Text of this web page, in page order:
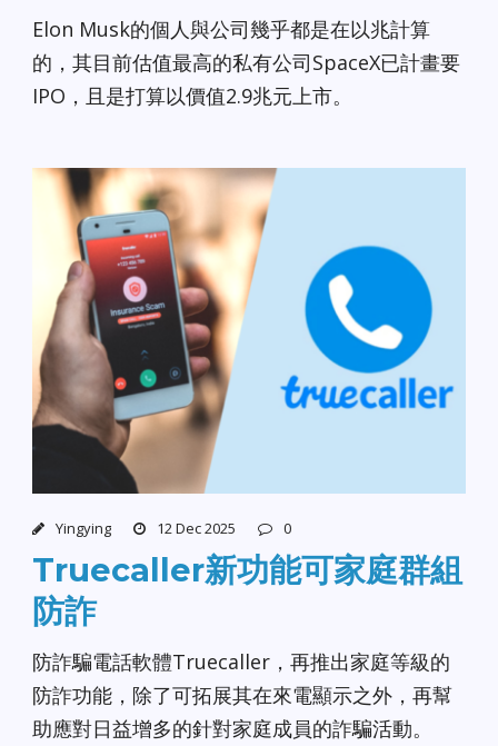
Elon Musk的個人與公司幾乎都是在以兆計算
的，其目前估值最高的私有公司SpaceX已計畫要
IPO，且是打算以價值2.9兆元上市。
Yingying 12 Dec 2025 0
Truecaller新功能可家庭群組
防詐
防詐騙電話軟體Truecaller，再推出家庭等級的
防詐功能，除了可拓展其在來電顯示之外，再幫
助應對日益增多的針對家庭成員的詐騙活動。